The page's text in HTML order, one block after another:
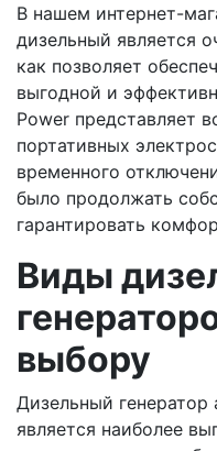
В нашем интернет-
дизельный является
как позволяет
выгодной и
Power представляет
портативных
временного
было продолжать
гарантировать
Виды
выбору
Дизельный генератор
является наиболее